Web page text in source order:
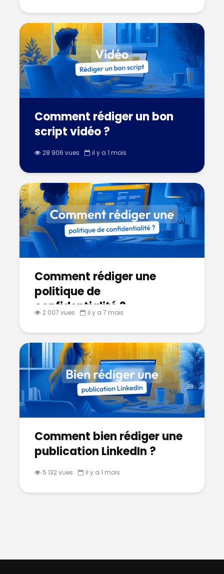
Comment rédiger un bon
script vidéo ?
28 906 vues il y a 1 mois
Comment rédiger une
politique de
confidentialité ?
2 007 vues il y a 7 mois
Comment bien rédiger une
publication LinkedIn ?
5 132 vues il y a 1 mois